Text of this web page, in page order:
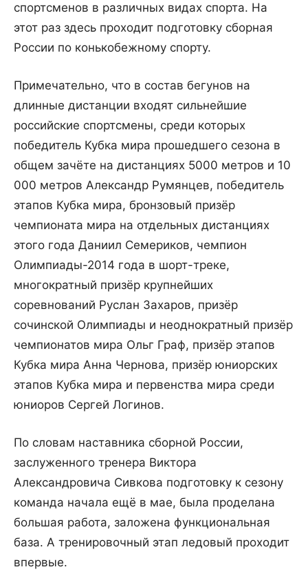
спортсменов в различных видах спорта. На
этот раз здесь проходит подготовку сборная
России по конькобежному спорту.
Примечательно, что в состав бегунов на
длинные дистанции входят сильнейшие
российские спортсмены, среди которых
победитель Кубка мира прошедшего сезона в
общем зачёте на дистанциях 5000 метров и 10
000 метров Александр Румянцев, победитель
этапов Кубка мира, бронзовый призёр
чемпионата мира на отдельных дистанциях
этого года Даниил Семериков, чемпион
Олимпиады-2014 года в шорт-треке,
многократный призёр крупнейших
соревнований Руслан Захаров, призёр
сочинской Олимпиады и неоднократный призёр
чемпионатов мира Ольг Граф, призёр этапов
Кубка мира Анна Чернова, призёр юниорских
этапов Кубка мира и первенства мира среди
юниоров Сергей Логинов.
По словам наставника сборной России,
заслуженного тренера Виктора
Александровича Сивкова подготовку к сезону
команда начала ещё в мае, была проделана
большая работа, заложена функциональная
база. А тренировочный этап ледовый проходит
впервые.